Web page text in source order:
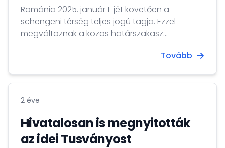
Románia 2025. január 1-jét követően a
schengeni térség teljes jogú tagja. Ezzel
megváltoznak a közös határszakasz
Tovább
2 éve
Hivatalosan is megnyitották
az idei Tusványost